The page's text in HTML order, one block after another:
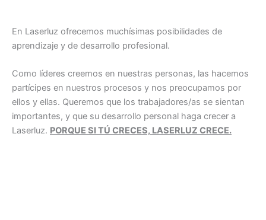
En Laserluz ofrecemos muchísimas posibilidades de
aprendizaje y de desarrollo profesional.
Como líderes creemos en nuestras personas, las hacemos
partícipes en nuestros procesos y nos preocupamos por
ellos y ellas. Queremos que los trabajadores/as se sientan
importantes, y que su desarrollo personal haga crecer a
Laserluz. PORQUE SI TÚ CRECES, LASERLUZ CRECE.